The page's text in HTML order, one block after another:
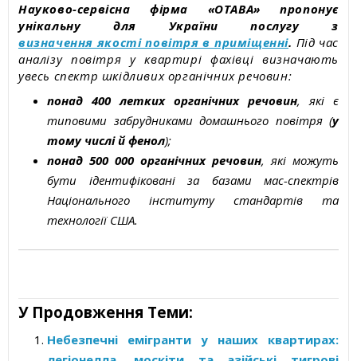
Науково-сервісна фірма «ОТАВА» пропонує
унікальну для України послугу з
визначення якості повітря в приміщенні. Під час
аналізу повітря у квартирі фахівці визначають
увесь спектр шкідливих органічних речовин:
понад 400 летких органічних речовин, які є
типовими забрудниками домашнього повітря (у
тому числі й фенол);
понад 500 000 органічних речовин, які можуть
бути ідентифіковані за базами мас-спектрів
Національного інституту стандартів та
технології США.
У Продовження Теми:
Небезпечні емігранти у наших квартирах: